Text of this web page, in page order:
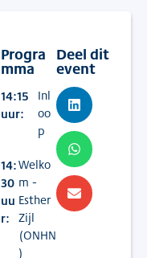
Progra
mma
14:15
uur:
Inl
oo
p
14:
30
uu
r:
Welko
m -
Esther
Zijl
(ONHN
)
Deel dit
event